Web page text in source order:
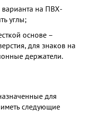
варианта на ПВХ-
углы;
основе –
для знаков на
держатели.
для
следующие